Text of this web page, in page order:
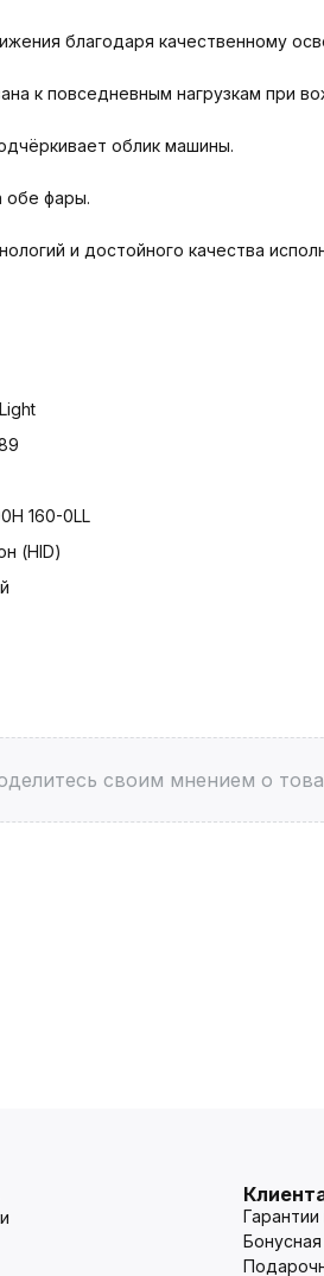
благодаря качественному
к повседневным нагрузкам при
облик машины.
обе фары.
и достойного качества
160-0LL
(HID)
своим мнением о
Гарантии